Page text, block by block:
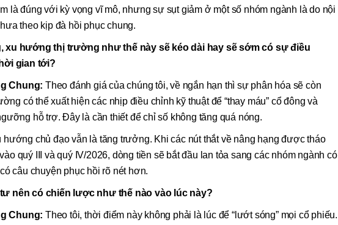
là đúng với kỳ vọng vĩ mô, nhưng sự sụt giảm ở một số nhóm ngành là do nội
theo kịp đà hồi phục chung.
xu hướng thị trường như thế này sẽ kéo dài hay sẽ sớm có sự điều
gian tới?
Chung: Theo đánh giá của chúng tôi, về ngắn hạn thì sự phân hóa sẽ còn
có thể xuất hiện các nhịp điều chỉnh kỹ thuật để “thay máu” cổ đông và
hỗ trợ. Đây là cần thiết để chỉ số không tăng quá nóng.
hướng chủ đạo vẫn là tăng trưởng. Khi các nút thắt về nâng hạng được tháo
quý III và quý IV/2026, dòng tiền sẽ bắt đầu lan tỏa sang các nhóm ngành có
câu chuyện phục hồi rõ nét hơn.
nên có chiến lược như thế nào vào lúc này?
Chung: Theo tôi, thời điểm này không phải là lúc để “lướt sóng” mọi cổ phiếu.